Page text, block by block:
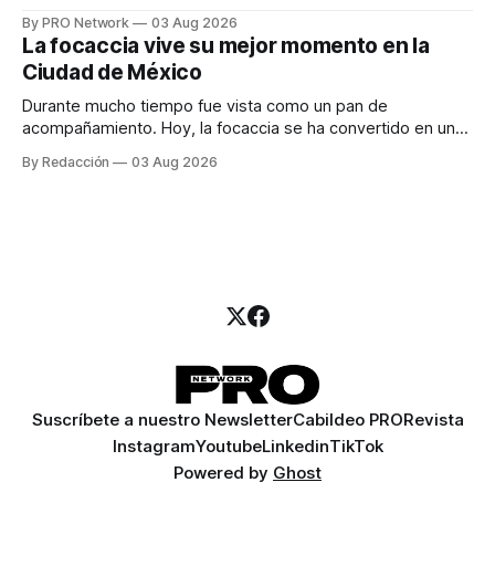
para los textos, alguien que supiera de publicidad digital
para encontrar prospectos, un vendedor para atender
llamadas y mensajes, y —con suerte— una persona
By PRO Network 03 Aug 2026
La focaccia vive su mejor momento en la
Ciudad de México
Durante mucho tiempo fue vista como un pan de
acompañamiento. Hoy, la focaccia se ha convertido en uno
artesanal, ingredientes de calidad y experiencias que
By Redacción 03 Aug 2026
Suscríbete a nuestro NewsletterCabildeo PRORevista
InstagramYoutubeLinkedinTikTok
Powered by Ghost